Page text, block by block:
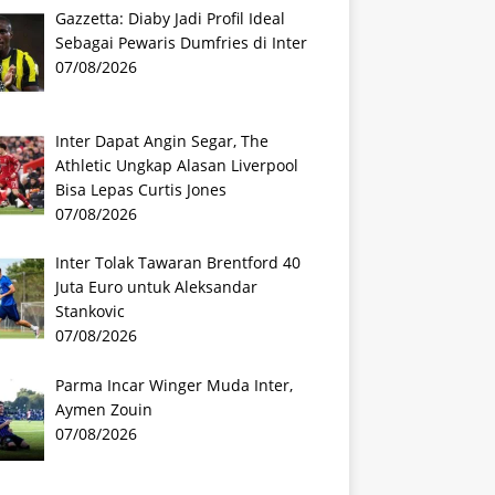
Gazzetta: Diaby Jadi Profil Ideal
Sebagai Pewaris Dumfries di Inter
07/08/2026
Inter Dapat Angin Segar, The
Athletic Ungkap Alasan Liverpool
Bisa Lepas Curtis Jones
07/08/2026
Inter Tolak Tawaran Brentford 40
Juta Euro untuk Aleksandar
Stankovic
07/08/2026
Parma Incar Winger Muda Inter,
Aymen Zouin
07/08/2026